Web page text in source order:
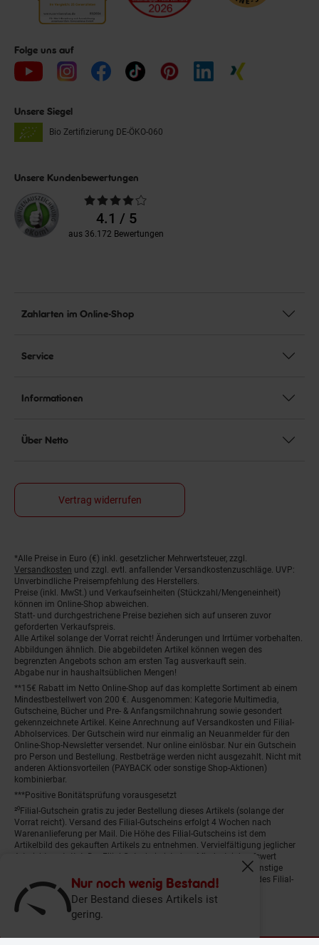
Nur noch wenig Bestand!
Der Bestand dieses Artikels ist
gering.
Fenster
Folge uns auf
Unsere Siegel
Bio Zertifizierung DE-ÖKO-060
Unsere Kundenbewertungen
Durchschnittliche
Bewertungen4.1 / 5
aus 36.172 Bewertungen
Zahlarten im Online-Shop
Service
Informationen
Über Netto
Vertrag widerrufen
Fußnoten
*Alle Preise in Euro (€) inkl. gesetzlicher Mehrwertsteuer, zzgl.
Versandkosten und zzgl. evtl. anfallender Versandkostenzuschläge. UVP:
Unverbindliche Preisempfehlung des Herstellers.
Preise (inkl. MwSt.) und Verkaufseinheiten (Stückzahl/Mengeneinheit)
können im Online-Shop abweichen.
Statt- und durchgestrichene Preise beziehen sich auf unseren zuvor
geforderten Verkaufspreis.
Alle Artikel solange der Vorrat reicht! Änderungen und Irrtümer vorbehalten.
Abbildungen ähnlich. Die abgebildeten Artikel können wegen des
begrenzten Angebots schon am ersten Tag ausverkauft sein.
Abgabe nur in haushaltsüblichen Mengen!
**15€ Rabatt im Netto Online-Shop auf das komplette Sortiment ab einem
Mindestbestellwert von 200 €. Ausgenommen: Kategorie Multimedia,
Gutscheine, Bücher und Pre- & Anfangsmilchnahrung sowie gesondert
gekennzeichnete Artikel. Keine Anrechnung auf Versandkosten und Filial-
Abholservices. Der Gutschein wird nur einmalig an Neuanmelder für den
Online-Shop-Newsletter versendet. Nur online einlösbar. Nur ein Gutschein
pro Person und Bestellung. Restbeträge werden nicht ausgezahlt. Nicht mit
anderen Aktionsvorteilen (PAYBACK oder sonstige Shop-Aktionen)
kombinierbar.
***Positive Bonitätsprüfung vorausgesetzt
²⁰Filial-Gutschein gratis zu jeder Bestellung dieses Artikels (solange der
Vorrat reicht). Versand des Filial-Gutscheins erfolgt 4 Wochen nach
Warenanlieferung per Mail. Die Höhe des Filial-Gutscheins ist dem
Artikelbild des gekauften Artikels zu entnehmen. Vervielfältigung jeglicher
Art nicht gestattet. Der Filial-Gutschein ist ohne Mindesteinkaufswert
einlösbar. Nicht mit anderen Aktionsvorteilen (PAYBACK oder sonstige
Shop-Aktionen) kombinierbar. Der jeweilige Gültigkeitszeitraum des Filial-
Gutscheins ist darauf vermerkt.